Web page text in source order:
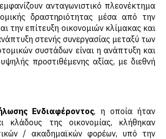
ανταγωνιστικό πλεονέκτημα
δραστηριότητας μέσα από την
την επίτευξη οικονομιών κλίμακας και
στενής συνεργασίας μεταξύ των
συστάδων είναι η ανάπτυξη και
προστιθέμενης αξίας, με διεθνή
Ενδιαφέροντος, η οποία ήταν
κλάδους της οικονομίας, κλήθηκαν
/ ακαδημαϊκών φορέων, υπό την